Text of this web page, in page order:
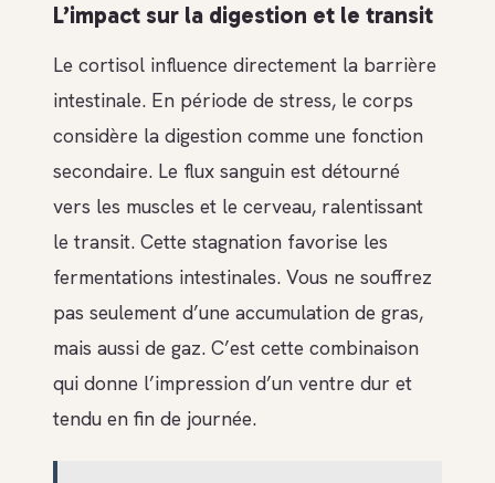
L’impact sur la digestion et le transit
Le cortisol influence directement la barrière
intestinale. En période de stress, le corps
considère la digestion comme une fonction
secondaire. Le flux sanguin est détourné
vers les muscles et le cerveau, ralentissant
le transit. Cette stagnation favorise les
fermentations intestinales. Vous ne souffrez
pas seulement d’une accumulation de gras,
mais aussi de gaz. C’est cette combinaison
qui donne l’impression d’un ventre dur et
tendu en fin de journée.